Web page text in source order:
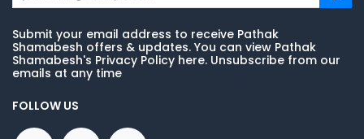
Submit your email address to receive Pathak
Shamabesh offers & updates. You can view Pathak
Shamabesh's Privacy Policy here. Unsubscribe from our
emails at any time
FOLLOW US